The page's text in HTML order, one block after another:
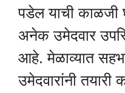
पडेल याची काळजी
अनेक उमेदवार
आहे. मेळाव्यात
उमेदवारांनी तयारी